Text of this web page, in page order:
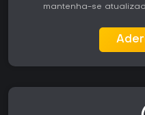
mantenha-se